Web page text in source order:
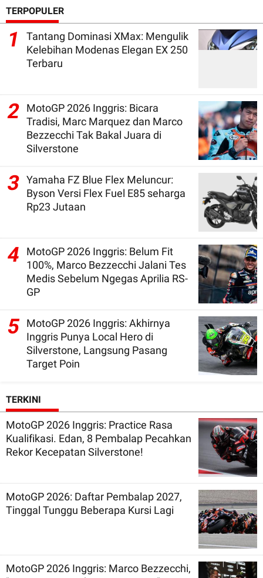
TERPOPULER
1
Tantang Dominasi XMax: Mengulik
Kelebihan Modenas Elegan EX 250
Terbaru
2
MotoGP 2026 Inggris: Bicara
Tradisi, Marc Marquez dan Marco
Bezzecchi Tak Bakal Juara di
Silverstone
3 Yamaha FZ Blue Flex Meluncur:
Byson Versi Flex Fuel E85 seharga
Rp23 Jutaan
4
MotoGP 2026 Inggris: Belum Fit
100%, Marco Bezzecchi Jalani Tes
Medis Sebelum Ngegas Aprilia RS-
GP
5 MotoGP 2026 Inggris: Akhirnya
Inggris Punya Local Hero di
Silverstone, Langsung Pasang
Target Poin
TERKINI
MotoGP 2026 Inggris: Practice Rasa
Kualifikasi. Edan, 8 Pembalap Pecahkan
Rekor Kecepatan Silverstone!
MotoGP 2026: Daftar Pembalap 2027,
Tinggal Tunggu Beberapa Kursi Lagi
MotoGP 2026 Inggris: Marco Bezzecchi,